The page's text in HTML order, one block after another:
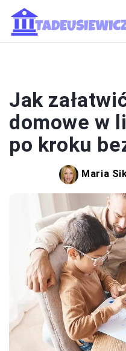
Jak
domowe w
po kroku
Maria